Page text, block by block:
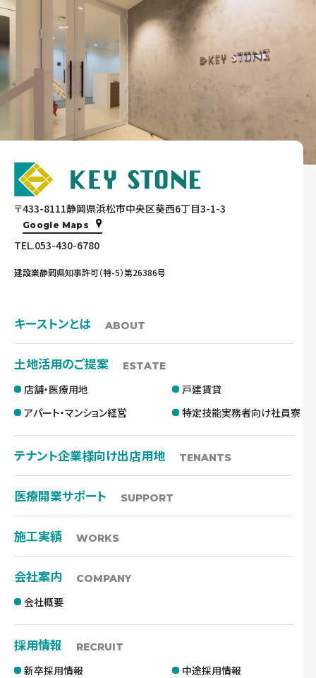
〒433-8111静岡県浜松市中央区葵西6丁目3-1-3
Google Maps
TEL.053-430-6780
建設業静岡県知事許可（特-5）第26386号
キーストンとは ABOUT
土地活用のご提案 ESTATE
店舗・医療用地
戸建賃貸
アパート・マンション経営
特定技能実務者向け社員寮
テナント企業様向け出店用地 TENANTS
医療開業サポート SUPPORT
施工実績 WORKS
会社案内 COMPANY
会社概要
採用情報 RECRUIT
新卒採用情報 中途採用情報